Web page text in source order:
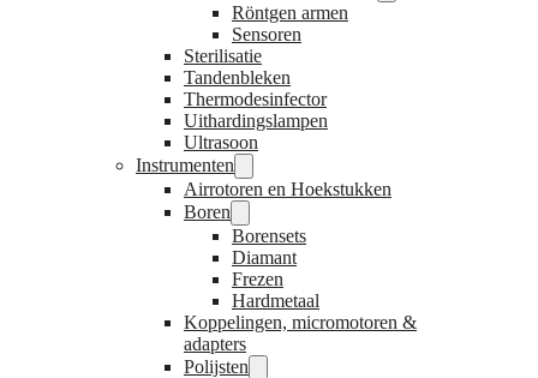
Röntgen armen
Sensoren
Sterilisatie
Tandenbleken
Thermodesinfector
Uithardingslampen
Ultrasoon
Instrumenten
Airrotoren en Hoekstukken
Boren
Borensets
Diamant
Frezen
Hardmetaal
Koppelingen, micromotoren &
adapters
Polijsten